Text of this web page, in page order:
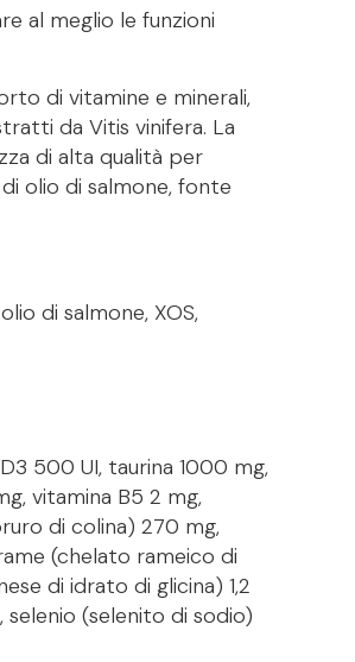
al meglio le funzioni
di vitamine e minerali,
da Vitis vinifera. La
di alta qualità per
olio di salmone, fonte
di salmone, XOS,
500 UI, taurina 1000 mg,
vitamina B5 2 mg,
di colina) 270 mg,
(chelato rameico di
di idrato di glicina) 1,2
(selenito di sodio)